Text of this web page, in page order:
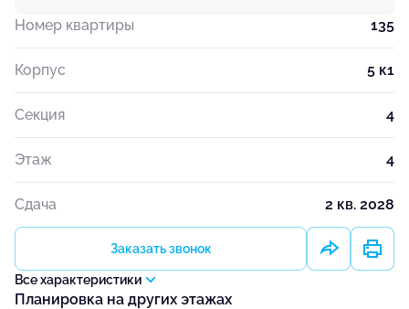
Номер квартиры 135
Корпус 5 к1
Секция 4
Этаж 4
Сдача 2 кв. 2028
Заказать звонок
Все характеристики
Планировка на других этажах